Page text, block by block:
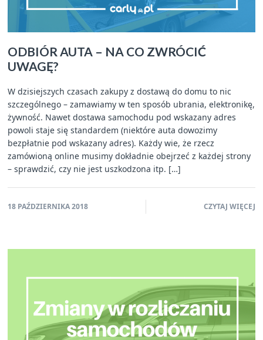
ODBIÓR AUTA – NA CO ZWRÓCIĆ
UWAGĘ?
W dzisiejszych czasach zakupy z dostawą do domu to nic
szczególnego – zamawiamy w ten sposób ubrania, elektronikę,
żywność. Nawet dostawa samochodu pod wskazany adres
powoli staje się standardem (niektóre auta dowozimy
bezpłatnie pod wskazany adres). Każdy wie, że rzecz
zamówioną online musimy dokładnie obejrzeć z każdej strony
– sprawdzić, czy nie jest uszkodzona itp. […]
18 PAŹDZIERNIKA 2018 CZYTAJ WIĘCEJ